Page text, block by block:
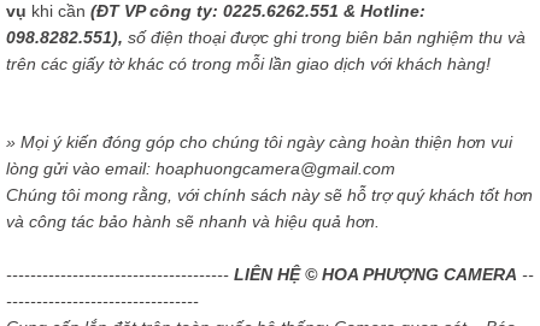
vụ khi cần (ĐT VP công ty: 0225.6262.551 & Hotline:
098.8282.551), số điện thoại được ghi trong biên bản nghiệm thu và
trên các giấy tờ khác có trong mỗi lần giao dịch với khách hàng!
» Mọi ý kiến đóng góp cho chúng tôi ngày càng hoàn thiện hơn vui
lòng gửi vào email: hoaphuongcamera@gmail.com
Chúng tôi mong rằng, với chính sách này sẽ hỗ trợ quý khách tốt hơn
và công tác bảo hành sẽ nhanh và hiệu quả hơn.
------------------------------------- LIÊN HỆ © HOA PHƯỢNG CAMERA --
--------------------------------